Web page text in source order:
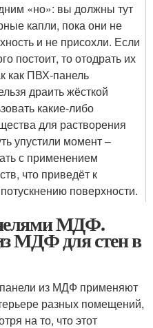
«но»: вы должны тут
капли, пока они не
и не присохли. Если
постоит, то отодрать их
как ПВХ-панель
драить жёсткой
какие-либо
для растворения
упустили момент –
с применением
что приведёт к
поверхности.
МДФ.
МДФ для стен в
из МДФ применяют
разных помещений,
на то, что этот